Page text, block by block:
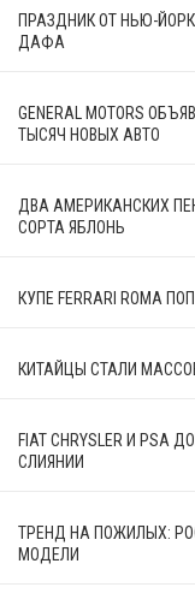
ПРАЗДНИК ОТ НЬЮ-
ДАФА
GENERAL MOTORS
ТЫСЯЧ НОВЫХ АВТО
ДВА АМЕРИКАНСКИХ
СОРТА ЯБЛОНЬ
КУПЕ FERRARI ROMA
КИТАЙЦЫ СТАЛИ
FIAT CHRYSLER И
СЛИЯНИИ
ТРЕНД НА ПОЖИЛЫХ:
МОДЕЛИ